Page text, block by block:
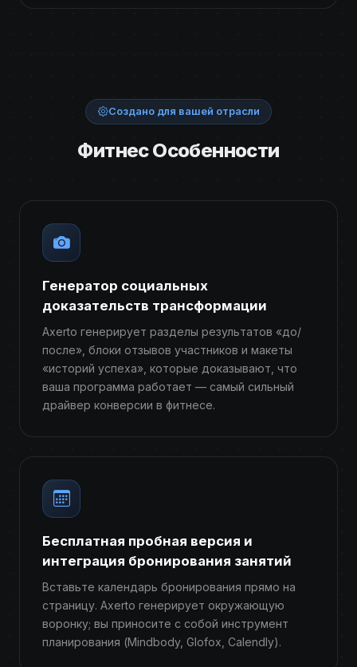
Создано для вашей отрасли
Фитнес Особенности
Генератор социальных
доказательств трансформации
Axerto генерирует разделы результатов «до/
после», блоки отзывов участников и макеты
«историй успеха», которые доказывают, что
ваша программа работает — самый сильный
драйвер конверсии в фитнесе.
Бесплатная пробная версия и
интеграция бронирования занятий
Вставьте календарь бронирования прямо на
страницу. Axerto генерирует окружающую
воронку; вы приносите с собой инструмент
планирования (Mindbody, Glofox, Calendly).